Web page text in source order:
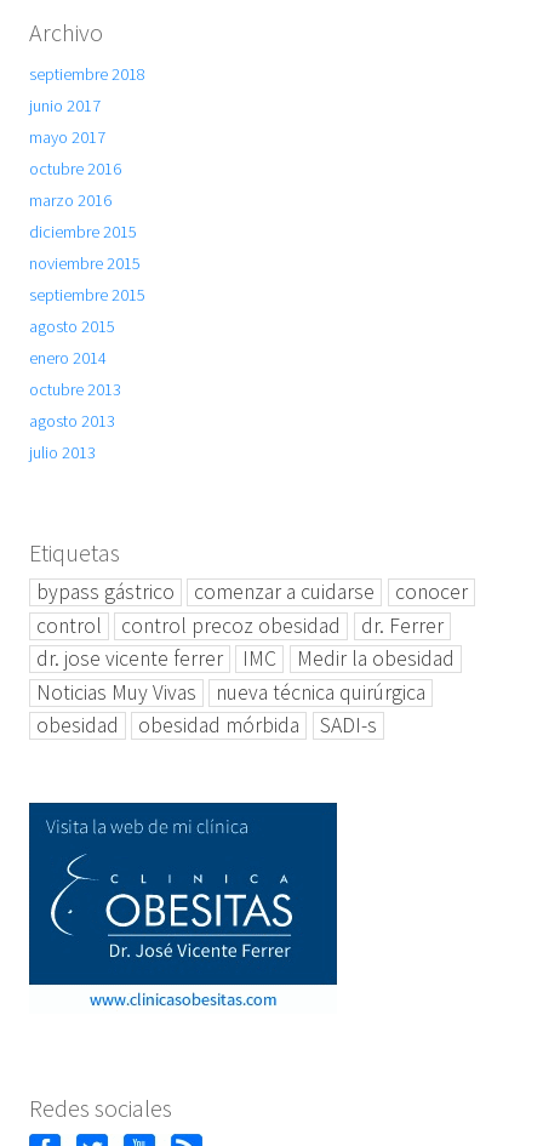
Archivo
septiembre 2018
junio 2017
mayo 2017
octubre 2016
marzo 2016
diciembre 2015
noviembre 2015
septiembre 2015
agosto 2015
enero 2014
octubre 2013
agosto 2013
julio 2013
Etiquetas
bypass gástrico comenzar a cuidarse
conocer
control
control precoz obesidad
dr. Ferrer
dr. jose vicente ferrer
IMC
Medir la obesidad
Noticias Muy Vivas
nueva técnica quirúrgica
obesidad
obesidad mórbida SADI-s
Redes sociales